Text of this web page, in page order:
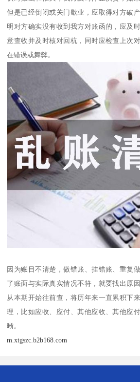
但是已经倒闭或关门歇业，应取得对方破
明对方确实没有收到我方对账函的，应及
意查收并及时核对回杭，同时应检查上次
在错误或舞弊。
因为账目不清楚，做错账、挂错账、重复
了账面与实际真实情况不符，就要找出原
从本期开始往前查，将历年来一直累积下
理，比如应收、应付、其他应收、其他应
晰。
m.xtgszc.b2b168.com